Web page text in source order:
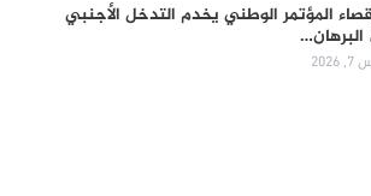
المؤتمر الوطني يخدم التدخل الأجنبي